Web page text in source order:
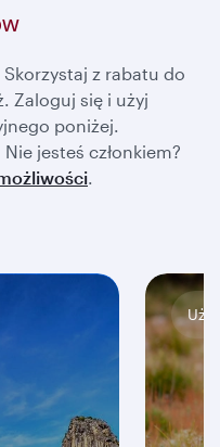
z rabatu do
Zaloguj się i użyj
poniżej.
jesteś członkiem?
.